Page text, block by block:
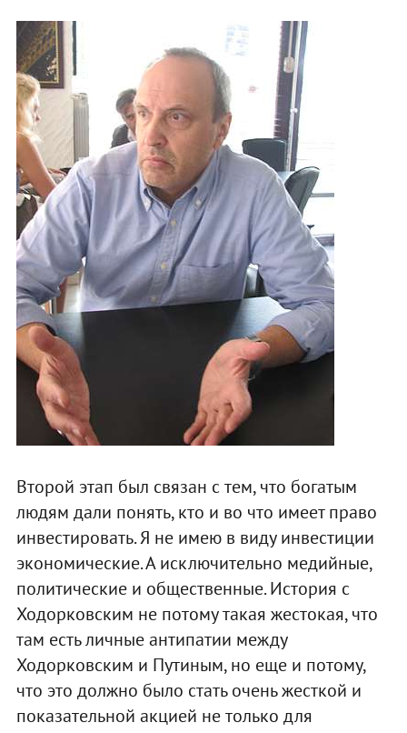
Второй этап был связан с тем, что богатым
людям дали понять, кто и во что имеет право
инвестировать. Я не имею в виду инвестиции
экономические. А исключительно медийные,
политические и общественные. История с
Ходорковским не потому такая жестокая, что
там есть личные антипатии между
Ходорковским и Путиным, но еще и потому,
что это должно было стать очень жесткой и
показательной акцией не только для